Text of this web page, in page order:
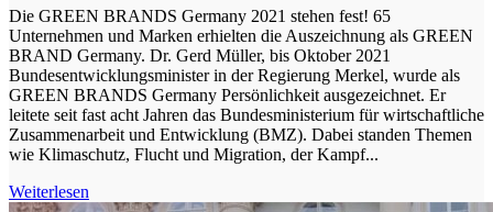
Die GREEN BRANDS Germany 2021 stehen fest! 65
Unternehmen und Marken erhielten die Auszeichnung als GREEN
BRAND Germany. Dr. Gerd Müller, bis Oktober 2021
Bundesentwicklungsminister in der Regierung Merkel, wurde als
GREEN BRANDS Germany Persönlichkeit ausgezeichnet. Er
leitete seit fast acht Jahren das Bundesministerium für wirtschaftliche
Zusammenarbeit und Entwicklung (BMZ). Dabei standen Themen
wie Klimaschutz, Flucht und Migration, der Kampf...
Weiterlesen